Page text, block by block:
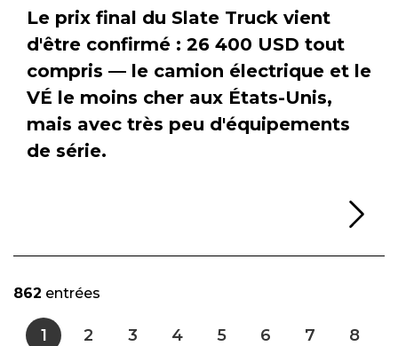
Le prix final du Slate Truck vient
d'être confirmé : 26 400 USD tout
compris — le camion électrique et le
VÉ le moins cher aux États-Unis,
mais avec très peu d'équipements
de série.
862 entrées
1 2 3 4 5 6 7 8